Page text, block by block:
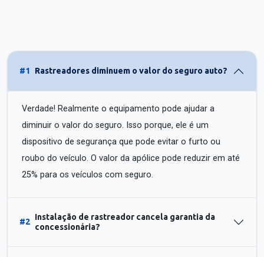
#1 Rastreadores diminuem o valor do seguro auto?
Verdade! Realmente o equipamento pode ajudar a
diminuir o valor do seguro. Isso porque, ele é um
dispositivo de segurança que pode evitar o furto ou
roubo do veículo. O valor da apólice pode reduzir em até
25% para os veículos com seguro.
#2
Instalação de rastreador cancela garantia da
concessionária?